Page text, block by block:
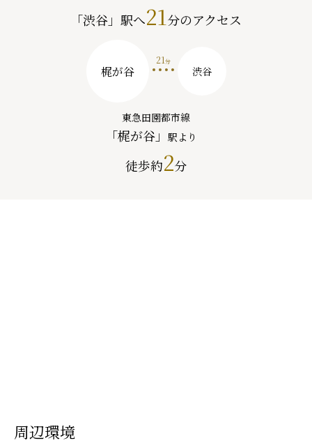
「渋谷」駅へ21分のアクセス
梶が谷
21分
渋谷
東急田園都市線
「梶が谷」 駅より
徒歩約2分
周辺環境